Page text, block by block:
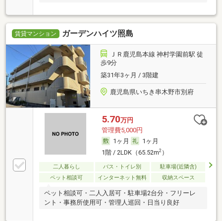
賃貸マンション ガーデンハイツ照島
ＪＲ鹿児島本線 神村学園前駅 徒
歩9分
築31年3ヶ月 / 3階建
鹿児島県いちき串木野市別府
5.70万円
管理費5,000円
1ヶ月
1ヶ月
1階 / 2LDK（65.52m2）
二人暮らし バス・トイレ別
駐車場(近隣含)
ペット相談可
インターネット無料 収納スペース
ペット相談可・二人入居可・駐車場2台分・フリーレ
ント・事務所使用可・管理人巡回・日当り良好